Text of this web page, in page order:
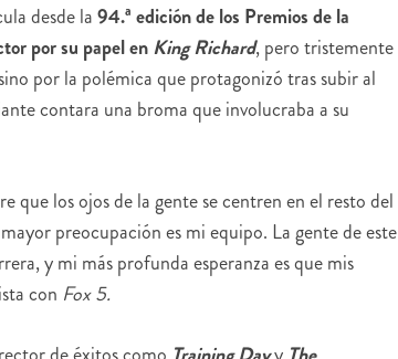
desde la94.ª edición de los Premios de la
por su papel enKing Richard, pero tristemente
por la polémica que protagonizó tras subir al
contara una broma que involucraba a su
que los ojos de la gente se centren en el resto del
preocupación es mi equipo. La gente de este
y mi más profunda esperanza es que mis
con Fox 5.